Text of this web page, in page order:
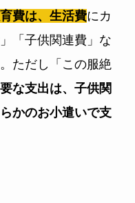
費は、生活費にカ
「子供関連費」な
ただし「この服絶
な支出は、子供関
かのお小遣いで支